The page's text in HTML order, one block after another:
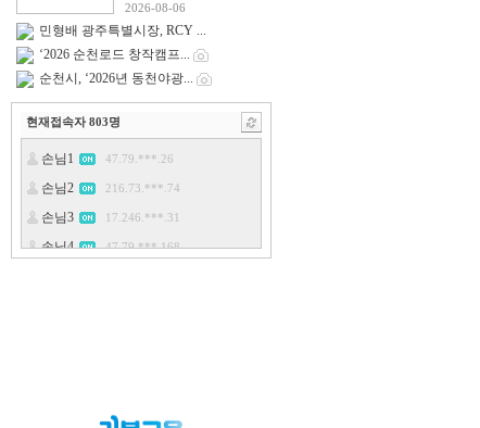
2026-08-06
민형배 광주특별시장, RCY ...
‘2026 순천로드 창작캠프...
순천시, ‘2026년 동천야광...
현재접속자 803명